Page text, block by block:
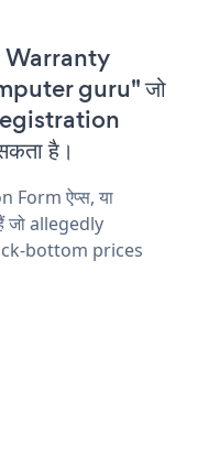
Warranty
guru" जो
है।
Form ऐप्स, या
जो allegedly
bottom prices